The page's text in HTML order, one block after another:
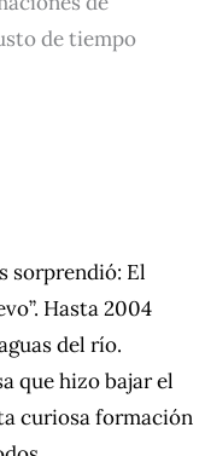
de tiempo
sorprendió: El
Hasta 2004
del río.
que hizo bajar el
curiosa formación